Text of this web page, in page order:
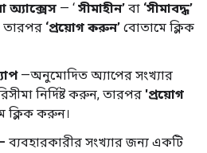
অ্যাক্সেস — ‘ সীমাহীন’ বা ‘সীমাবদ্ধ’
তারপর ‘প্রয়োগ করুন’ বোতামে ক্লিক
—অনুমোদিত অ্যাপের সংখ্যার
নির্দিষ্ট করুন, তারপর 'প্রয়োগ
ক্লিক করুন।
ব্যবহারকারীর সংখ্যার জন্য একটি